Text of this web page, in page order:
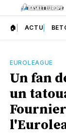
🏠 ACTU
EUROLEAGUE
Un fan
un